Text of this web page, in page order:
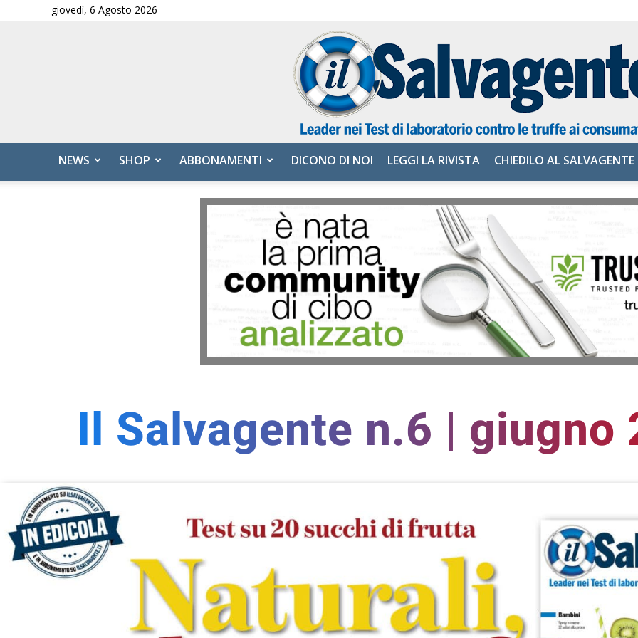
giovedì, 6 Agosto 2026
Salvagente
NEWS SHOP ABBONAMENTI DICONO DI NOI LEGGI LA RIVISTA CHIEDILO AL SALVAGENTE
Il Salvagente n.6 | giugno